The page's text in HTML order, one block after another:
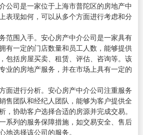
公司是一家位于上海市普陀区的房地产中
表现如何，可以从多个方面进行考虑和分
范围入手。安心房产中介公司是一家具有
有一定的门店数量和员工人数，能够提供
包括房屋买卖、租赁、评估、咨询等。该
业的房地产服务，并在市场上具有一定的
面进行分析。安心房产中介公司注重服务
售团队和经纪人团队，能够为客户提供全
，协助客户选择合适的房源并完成交易。
系列的服务保障措施，如交易安全、售后
地选择该公司的服务。